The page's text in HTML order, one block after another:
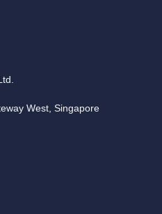
West, Singapore